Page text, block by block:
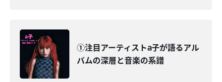
①注目アーティストa子が語るアル
バムの深層と音楽の系譜